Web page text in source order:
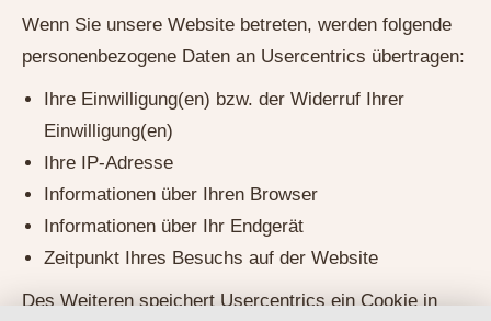
Wenn Sie unsere Website betreten, werden folgende
personenbezogene Daten an Usercentrics übertragen:
Ihre Einwilligung(en) bzw. der Widerruf Ihrer
Einwilligung(en)
Ihre IP-Adresse
Informationen über Ihren Browser
Informationen über Ihr Endgerät
Zeitpunkt Ihres Besuchs auf der Website
Des Weiteren speichert Usercentrics ein Cookie in